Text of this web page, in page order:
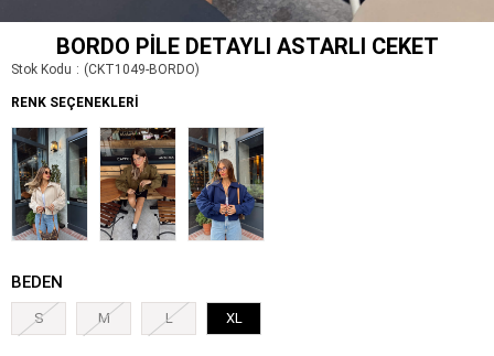
BORDO PILE DETAYLI ASTARLI CEKET
Stok Kodu (CKT1049-BORDO)
RENK SEÇENEKLERI
BEDEN
S M L XL